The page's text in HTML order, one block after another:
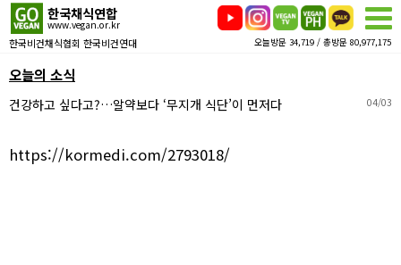
한국채식연합
www.vegan.or.kr
한국비건채식협회 한국비건연대 오늘방문 34,719 / 총방문 80,977,175
오늘의 소식
건강하고 싶다고?…알약보다 ‘무지개 식단’이 먼저다 04/03
https://kormedi.com/2793018/